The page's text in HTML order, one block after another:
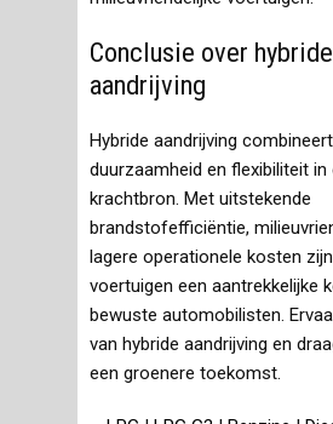
Conclusie over hybride
aandrijving
Hybride aandrijving
duurzaamheid en flexibiliteit in
krachtbron. Met uitstekende
brandstofefficiëntie,
lagere operationele kosten
voertuigen een aantrekkelijke
bewuste automobilisten.
van hybride aandrijving en
een groenere toekomst.